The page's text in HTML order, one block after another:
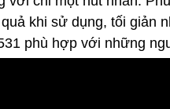
khi sử dụng, tối giản
phù hợp với những